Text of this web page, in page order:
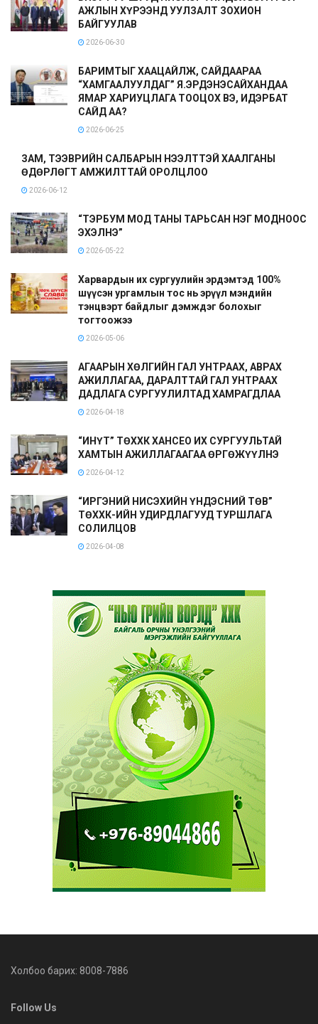
АЖЛЫН ХҮРЭЭНД УУЛЗАЛТ ЗОХИОН
БАЙГУУЛАВ
2026-06-30
БАРИМТЫГ ХААЦАЙЛЖ, САЙДААРАА
“ХАМГААЛУУЛДАГ” Я.ЭРДЭНЭСАЙХАНДАА
ЯМАР ХАРИУЦЛАГА ТООЦОХ ВЭ, ИДЭРБАТ
САЙД АА?
2026-06-25
ЗАМ, ТЭЭВРИЙН САЛБАРЫН НЭЭЛТТЭЙ ХААЛГАНЫ
ӨДӨРЛӨГТ АМЖИЛТТАЙ ОРОЛЦЛОО
2026-06-12
“ТЭРБУМ МОД ТАНЫ ТАРЬСАН НЭГ МОДНООС
ЭХЭЛНЭ”
2026-05-22
Харвардын их сургуулийн эрдэмтэд 100%
шүүсэн ургамлын тос нь эрүүл мэндийн
тэнцвэрт байдлыг дэмждэг болохыг
тогтоожээ
2026-05-06
АГААРЫН ХӨЛГИЙН ГАЛ УНТРААХ, АВРАХ
АЖИЛЛАГАА, ДАРАЛТТАЙ ГАЛ УНТРААХ
ДАДЛАГА СУРГУУЛИЛТАД ХАМРАГДЛАА
2026-04-18
“ИНҮТ” ТӨХХК ХАНСЕО ИХ СУРГУУЛЬТАЙ
ХАМТЫН АЖИЛЛАГААГАА ӨРГӨЖҮҮЛНЭ
2026-04-12
“ИРГЭНИЙ НИСЭХИЙН ҮНДЭСНИЙ ТӨВ”
ТӨХХК-ИЙН УДИРДЛАГУУД ТУРШЛАГА
СОЛИЛЦОВ
2026-04-08
Холбоо барих: 8008-7886
Follow Us